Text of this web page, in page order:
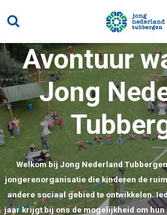
direct
naar
de
hoofdinhoud
Avontuur
Jong
Welkom bij Jong Nederland
jongerenorganisatie die kinderen de
andere sociaal gebied te ontwikkelen.
jaar krijgt bij ons de mogelijkheid om hun